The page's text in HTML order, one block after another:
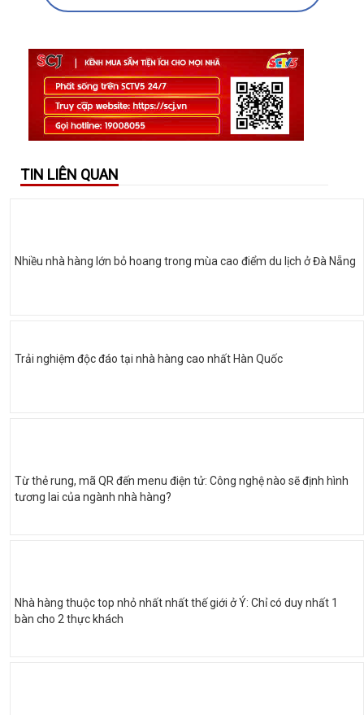
TIN LIÊN QUAN
Nhiều nhà hàng lớn bỏ hoang trong mùa cao điểm du lịch ở Đà Nẵng
Trải nghiệm độc đáo tại nhà hàng cao nhất Hàn Quốc
Từ thẻ rung, mã QR đến menu điện tử: Công nghệ nào sẽ định hình
tương lai của ngành nhà hàng?
Nhà hàng thuộc top nhỏ nhất nhất thế giới ở Ý: Chỉ có duy nhất 1
bàn cho 2 thực khách